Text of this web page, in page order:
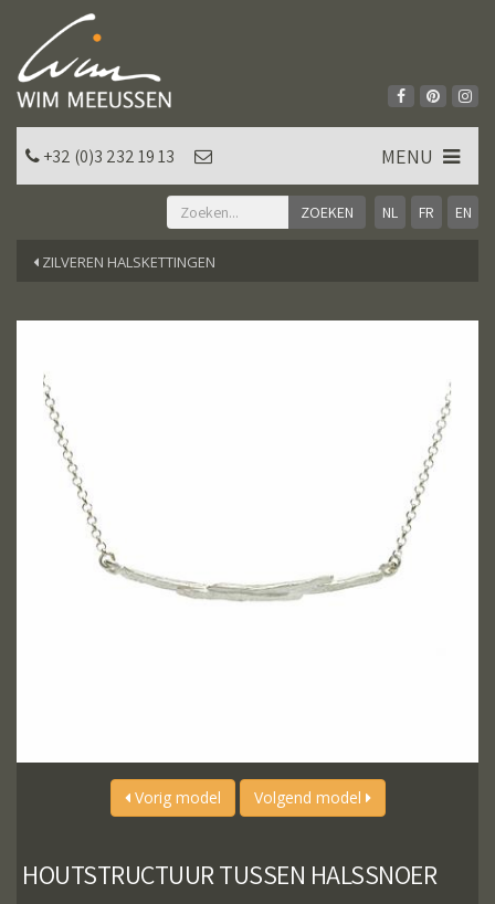
NL FR EN
+32 (0)3 232 19 13 MENU
ZILVEREN HALSKETTINGEN
Vorig model Volgend model
HOUTSTRUCTUUR TUSSEN HALSSNOER